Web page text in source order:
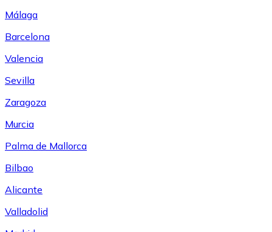
Málaga
Barcelona
Valencia
Sevilla
Zaragoza
Murcia
Palma de Mallorca
Bilbao
Alicante
Valladolid